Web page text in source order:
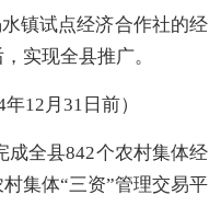
镇试点经济合作社的经
实现全县推广。
年12 月 31 日 前）
成全县842个农村集体经
集体“三资”管理交易平